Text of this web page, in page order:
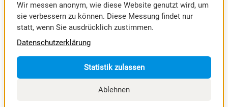
SPORTMESSE
RIEDER MESSE
RIEDER VOLKSFEST
Wir messen anonym, wie diese Website genutzt wird, um
sie verbessern zu können. Diese Messung findet nur
statt, wenn Sie ausdrücklich zustimmen.
Datenschutzerklärung
Statistik zulassen
Ablehnen